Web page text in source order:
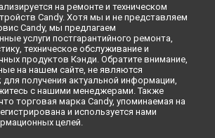
на ремонте и техническом
Candy. Хотя мы и не представляем
Candy, мы предлагаем
услуги постгарантийного ремонта,
техническое обслуживание и
продуктов Кэнди. Обратите внимание,
на нашем сайте, не являются
получения актуальной информации,
с нашими менеджерами. Также
торговая марка Candy, упоминаемая на
и используется нами
целей.